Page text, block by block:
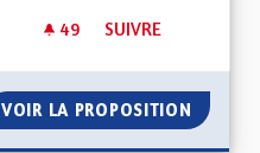
49 49 ABONNÉS
SUIVRE
VOIR LA PROPOSITION